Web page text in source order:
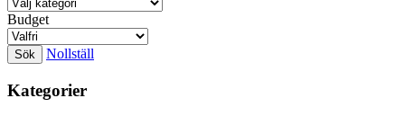
Budget
Nollställ
Kategorier